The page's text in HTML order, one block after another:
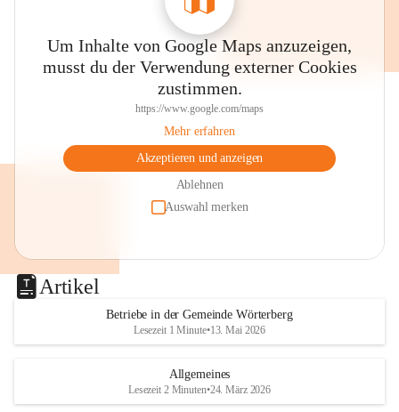
Um Inhalte von Google Maps anzuzeigen,
musst du der Verwendung externer Cookies
zustimmen.
https://www.google.com/maps
Mehr erfahren
Akzeptieren und anzeigen
Ablehnen
Auswahl merken
Artikel
Betriebe in der Gemeinde Wörterberg
Lesezeit 1 Minute•13. Mai 2026
Allgemeines
Lesezeit 2 Minuten•24. März 2026